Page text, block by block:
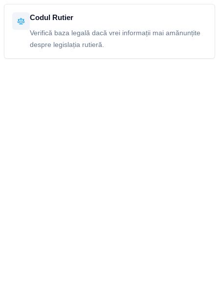
Codul Rutier
Verifică baza legală dacă vrei informații mai amănunțite
despre legislația rutieră.